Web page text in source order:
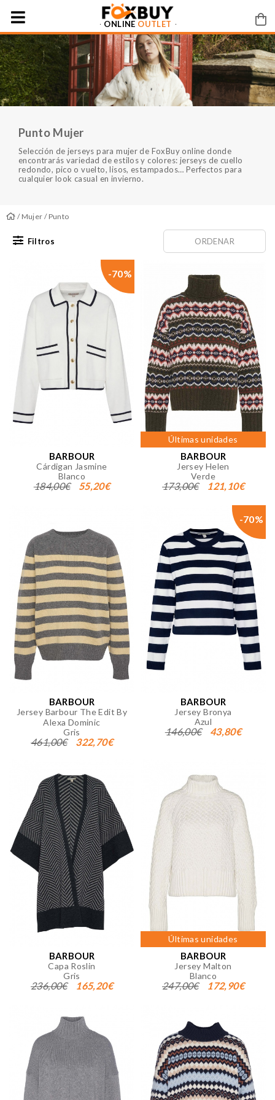
ONLINE OUTLET
Punto Mujer
Selección de jerseys para mujer de FoxBuy online donde
encontrarás variedad de estilos y colores: jerseys de cuello
redondo, pico o vuelto, lisos, estampados… Perfectos para
cualquier look casual en invierno.
/ Mujer / Punto
Filtros ORDENAR
-70%
BARBOUR
Cárdigan Jasmine
Blanco
184,00€ 55,20€
Últimas unidades
BARBOUR
Jersey Helen
Verde
173,00€ 121,10€
BARBOUR
Jersey Barbour The Edit By
Alexa Dominic
Gris
461,00€ 322,70€
-70%
BARBOUR
Jersey Bronya
Azul
146,00€ 43,80€
BARBOUR
Capa Roslin
Gris
236,00€ 165,20€
Últimas unidades
BARBOUR
Jersey Malton
Blanco
247,00€ 172,90€
CONFIGURACIÓN DE COOKIES
Cookies necesarias